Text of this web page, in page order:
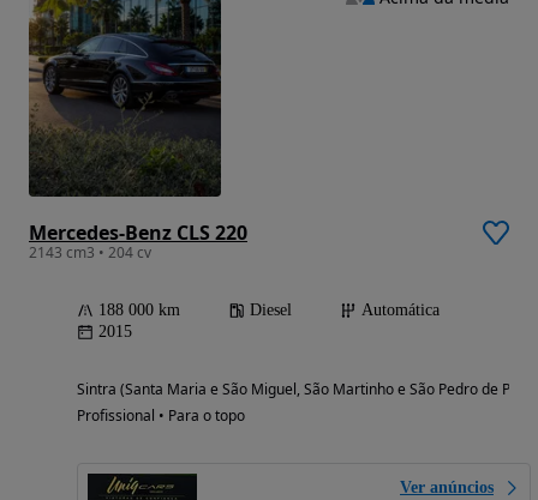
Mercedes-Benz CLS 220
2143 cm3 • 204 cv
188 000 km Diesel
Automática
2015
Sintra (Santa Maria e São Miguel, São Martinho e São Pedro de
Profissional • Para o topo
Ver anúncios